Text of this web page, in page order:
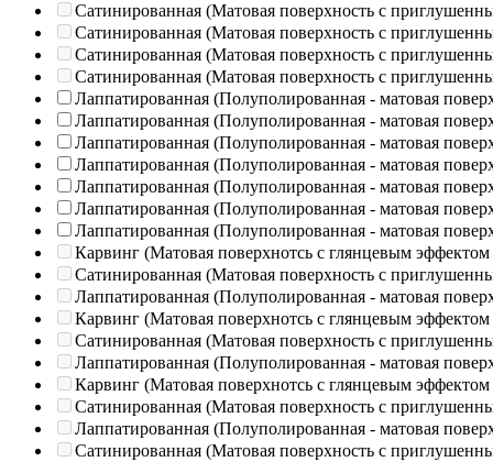
Сатинированная (Матовая поверхность с
Сатинированная (Матовая поверхность с
Сатинированная (Матовая поверхность с
Сатинированная (Матовая поверхность с
Лаппатированная (Полуполированная - матовая
Лаппатированная (Полуполированная - матовая
Лаппатированная (Полуполированная - матовая
Лаппатированная (Полуполированная - матовая
Лаппатированная (Полуполированная - матовая
Лаппатированная (Полуполированная - матовая
Лаппатированная (Полуполированная - матовая
Карвинг (Матовая поверхнотсь с глянцевым эффектом
Сатинированная (Матовая поверхность с
Лаппатированная (Полуполированная - матовая
Карвинг (Матовая поверхнотсь с глянцевым эффектом
Сатинированная (Матовая поверхность с
Лаппатированная (Полуполированная - матовая
Карвинг (Матовая поверхнотсь с глянцевым эффектом
Сатинированная (Матовая поверхность с
Лаппатированная (Полуполированная - матовая
Сатинированная (Матовая поверхность с